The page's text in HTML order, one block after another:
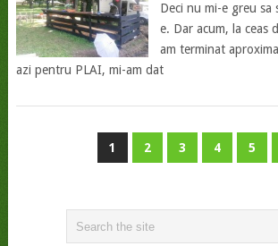
Deci nu mi-e greu sa
e. Dar acum, la ceas
am terminat
azi pentru PLAI, mi-am dat
1 2 3 4 5